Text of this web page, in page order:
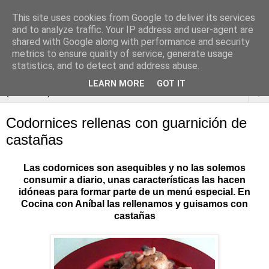
Codornices rellenas con guarnición de
castañas
Las codornices son asequibles y no las solemos
consumir a diario, unas características las hacen
idóneas para formar parte de un menú especial. En
Cocina con Aníbal las rellenamos y guisamos con
castañas
This site uses cookies from Google to deliver its services
and to analyze traffic. Your IP address and user-agent are
shared with Google along with performance and security
metrics to ensure quality of service, generate usage
statistics, and to detect and address abuse.
LEARN MORE GOT IT